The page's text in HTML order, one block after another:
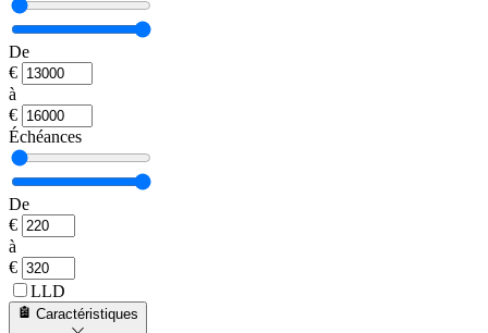
De
€
à
€
Échéances
De
€
à
€
LLD
Caractéristiques